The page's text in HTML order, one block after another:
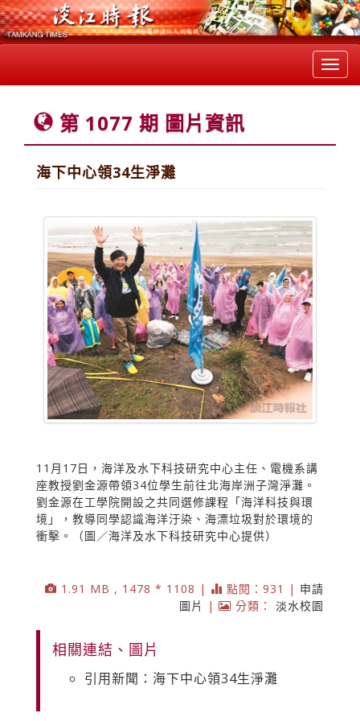
第 1077 期 圖片資訊
海下中心領34生淨灘
11月17日，海洋及水下科技研究中心主任、電機系講
座教授劉金源帶領34位學生前往北海岸洲子灣淨灘。
劉金源在工學院開設之共同選修課程「海洋科技與環
境」，教導同學認識海洋汙染、海漂垃圾對於環境的
衝擊。（圖／海洋及水下科技研究中心提供）
1.91 MB , 1478 * 1108 | 點閱：931 | 申請
圖片
| 分類： 淡水校園
相關連結、圖片
引用新聞：海下中心領34生淨灘